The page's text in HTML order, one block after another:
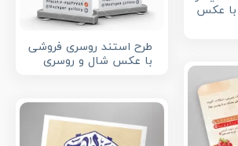
با عکس
طرح استند روسری فروشی
با عکس شال و روسری